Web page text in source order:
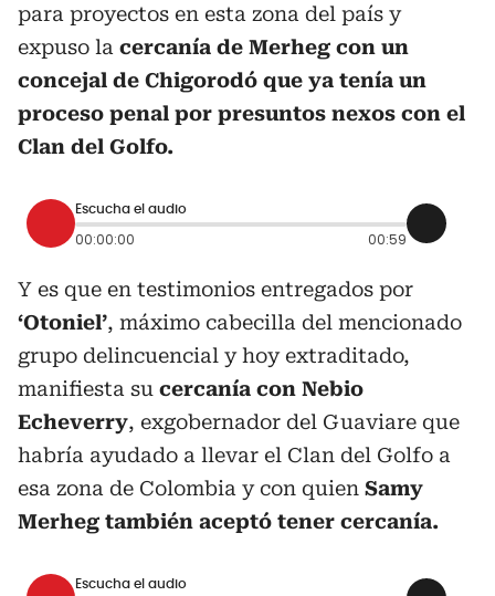
para proyectos en esta zona del país y
expuso la cercanía de Merheg con un
concejal de Chigorodó que ya tenía un
proceso penal por presuntos nexos con el
Clan del Golfo.
Escucha el audio
00:00:00 00:59
Y es que en testimonios entregados por
‘Otoniel’, máximo cabecilla del mencionado
grupo delincuencial y hoy extraditado,
manifiesta su cercanía con Nebio
Echeverry, exgobernador del Guaviare que
habría ayudado a llevar el Clan del Golfo a
esa zona de Colombia y con quien Samy
Merheg también aceptó tener cercanía.
Escucha el audio